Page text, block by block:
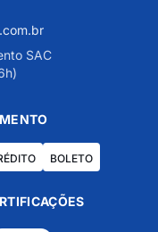
SAC
BOLETO